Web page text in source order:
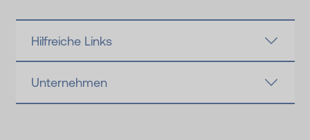
Hilfreiche Links
Unternehmen